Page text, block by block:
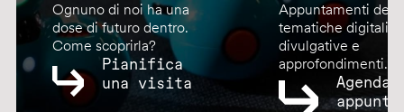
Ognuno di noi ha una
dose di futuro dentro.
Come scoprirla?
Pianifica
una visita
Appuntamenti
tematiche digitali,
divulgative e
approfondimenti.
Agenda